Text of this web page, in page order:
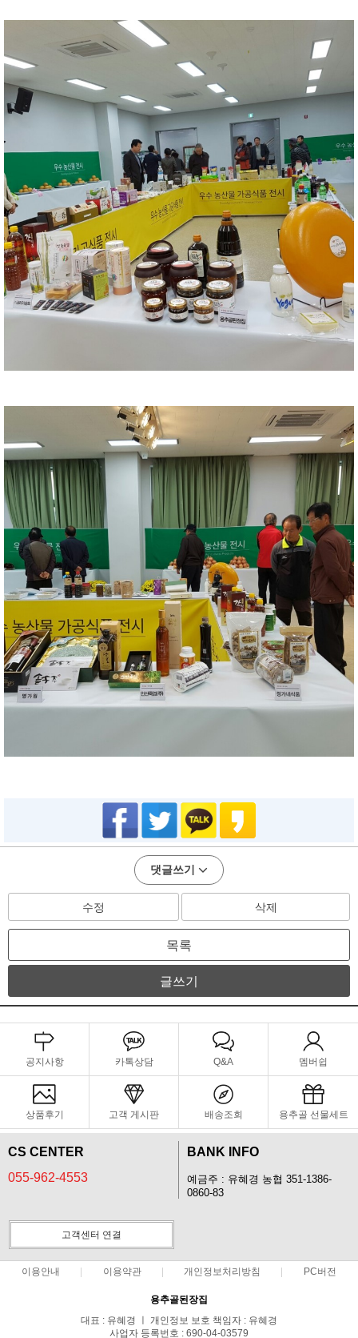
댓글쓰기
수정 삭제
목록
글쓰기
공지사항 카톡상담 Q&A 멤버쉽
상품후기 고객 게시판 배송조회 용추골 선물세트
CS CENTER
055-962-4553
BANK INFO
예금주 : 유혜경 농협 351-1386-
0860-83
고객센터 연결
이용안내 이용약관 개인정보처리방침 PC버전
용추골된장집
대표 : 유혜경 ㅣ 개인정보 보호 책임자 : 유혜경
사업자 등록번호 : 690-04-03579